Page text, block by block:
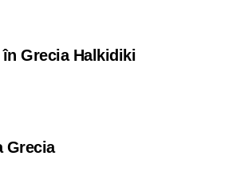
în Grecia Halkidiki
Grecia